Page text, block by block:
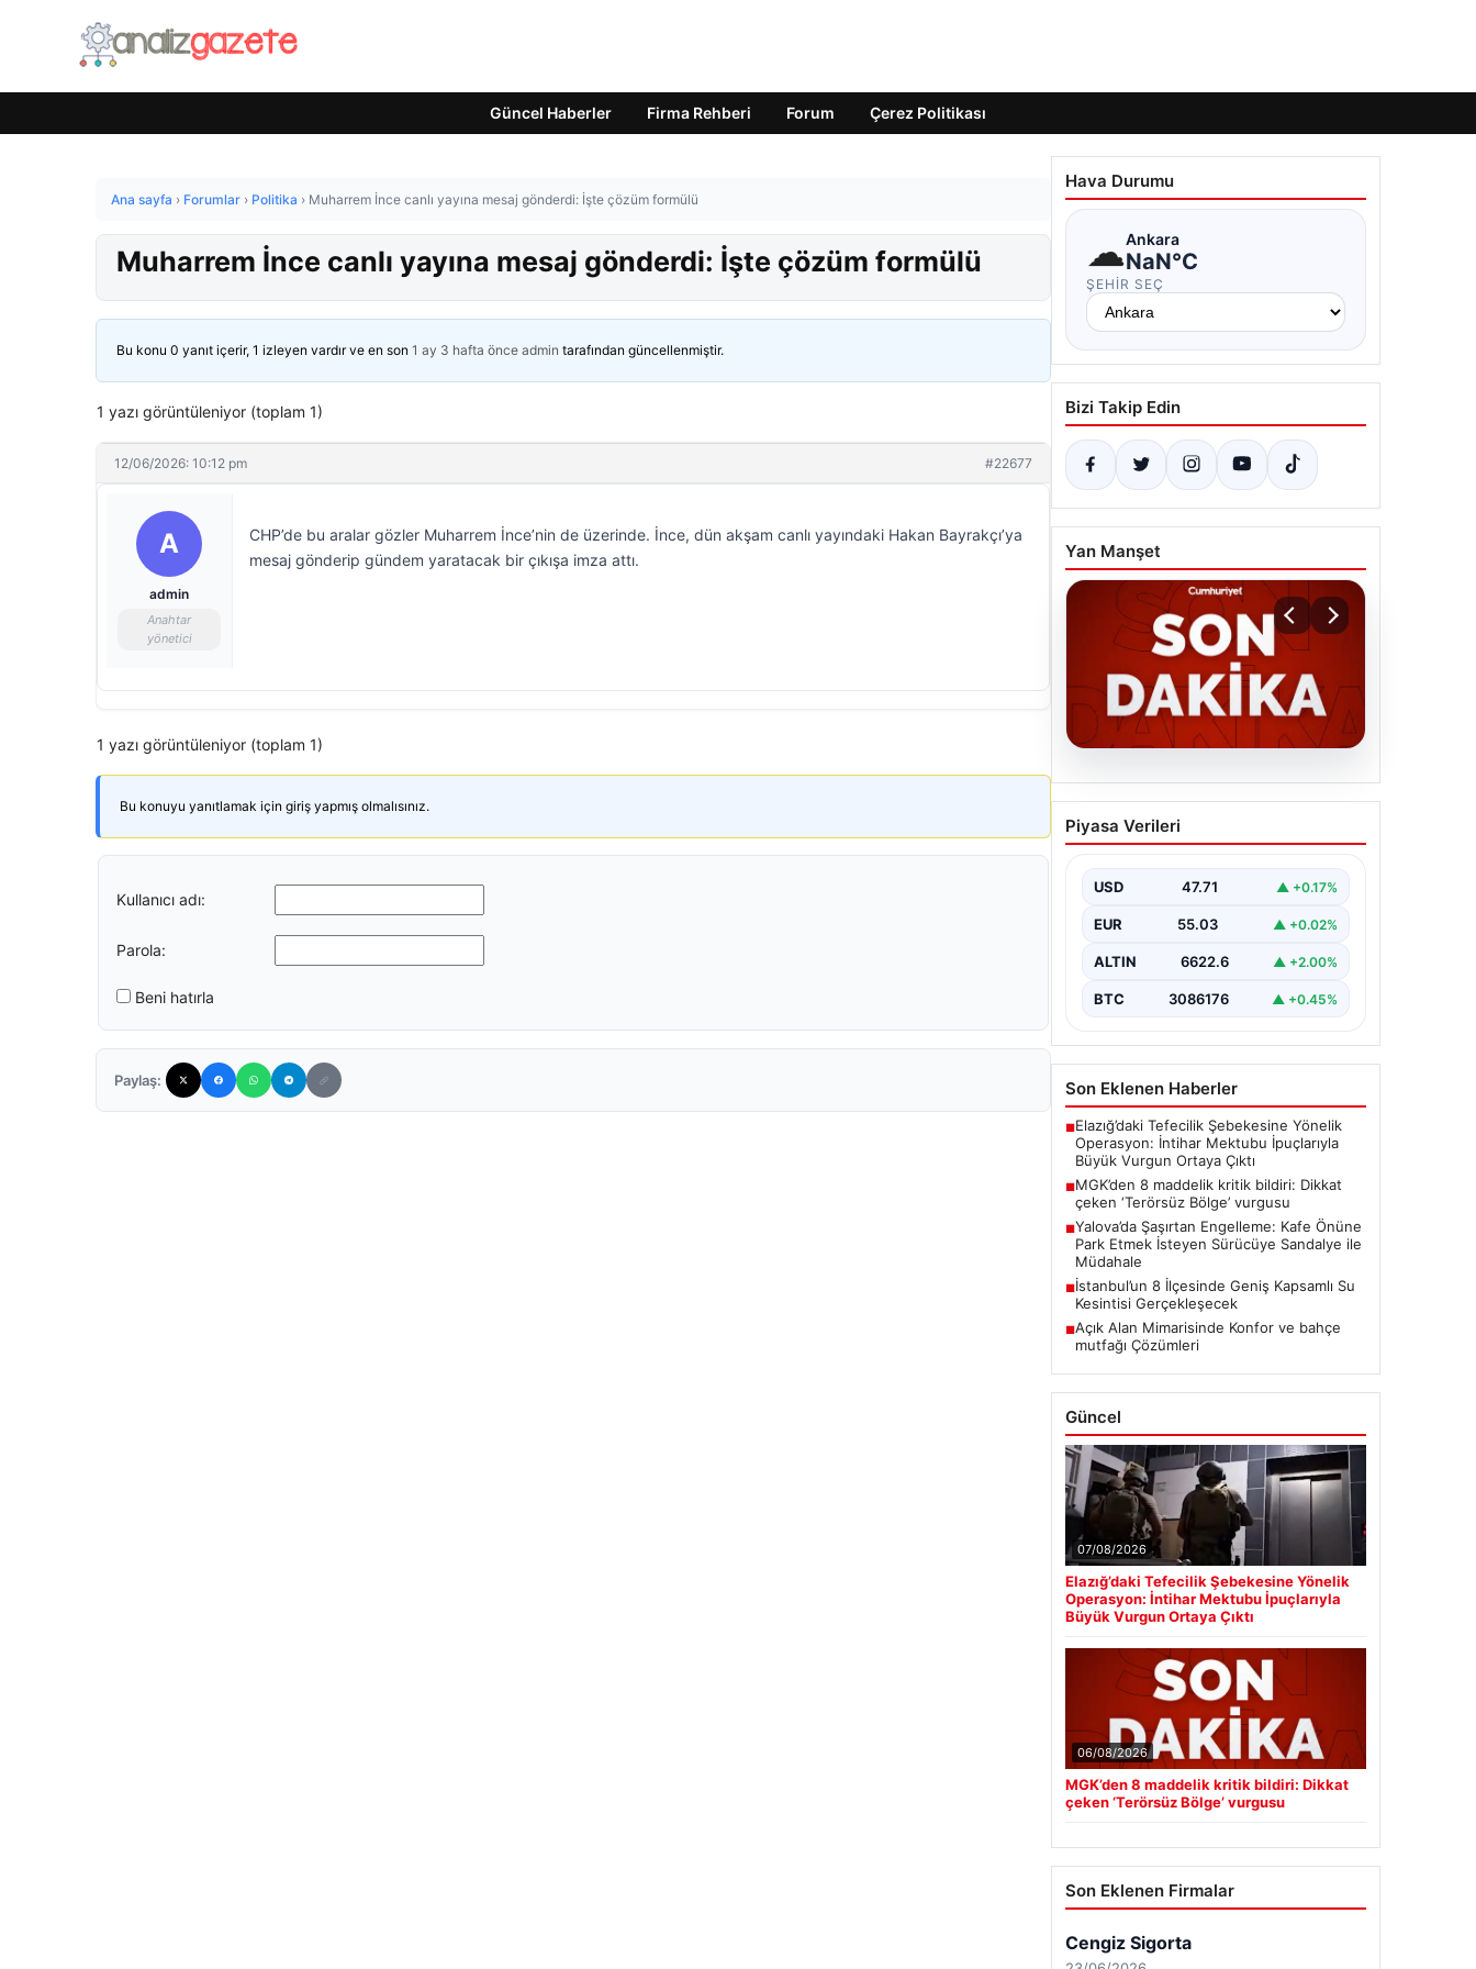
Güncel Haberler Firma Rehberi Forum Çerez Politikası
Ana sayfa › Forumlar › Politika › Muharrem İnce canlı yayına mesaj gönderdi: İşte çözüm formülü
Muharrem İnce canlı yayına mesaj gönderdi: İşte çözüm formülü
Bu konu 0 yanıt içerir, 1 izleyen vardır ve en son 1 ay 3 hafta önce admin tarafından güncellenmiştir.
1 yazı görüntüleniyor (toplam 1)
12/06/2026: 10:12 pm #22677
A
admin
Anahtar
yönetici
CHP’de bu aralar gözler Muharrem İnce’nin de üzerinde. İnce, dün akşam canlı yayındaki Hakan Bayrakçı’ya
mesaj gönderip gündem yaratacak bir çıkışa imza attı.
1 yazı görüntüleniyor (toplam 1)
Bu konuyu yanıtlamak için giriş yapmış olmalısınız.
Kullanıcı adı:
Parola:
Beni hatırla
Paylaş:
Hava Durumu
☁Ankara
NaN°C
ŞEHIR SEÇ
Bizi Takip Edin
Yan Manşet
06.08.2026
MGK’den 8 maddelik kritik
bildiri: Dikkat çeken
Piyasa Verileri
USD 47.71 ▲ +0.17%
EUR 55.03 ▲ +0.02%
ALTIN 6622.6 ▲ +2.00%
BTC 3086176 ▲ +0.45%
Son Eklenen Haberler
■Elazığ’daki Tefecilik Şebekesine Yönelik
Operasyon: İntihar Mektubu İpuçlarıyla
Büyük Vurgun Ortaya Çıktı
■MGK’den 8 maddelik kritik bildiri: Dikkat
çeken ‘Terörsüz Bölge’ vurgusu
■Yalova’da Şaşırtan Engelleme: Kafe Önüne
Park Etmek İsteyen Sürücüye Sandalye ile
Müdahale
■İstanbul’un 8 İlçesinde Geniş Kapsamlı Su
Kesintisi Gerçekleşecek
■Açık Alan Mimarisinde Konfor ve bahçe
mutfağı Çözümleri
Güncel
07/08/2026
Elazığ’daki Tefecilik Şebekesine Yönelik
Operasyon: İntihar Mektubu İpuçlarıyla
Büyük Vurgun Ortaya Çıktı
06/08/2026
MGK’den 8 maddelik kritik bildiri: Dikkat
çeken ‘Terörsüz Bölge’ vurgusu
Son Eklenen Firmalar
Cengiz Sigorta